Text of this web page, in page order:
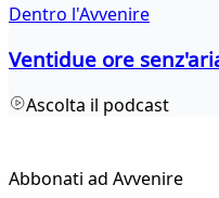
Dentro l'Avvenire
Ventidue ore
Ascolta il podcast
Abbonati ad Avvenire